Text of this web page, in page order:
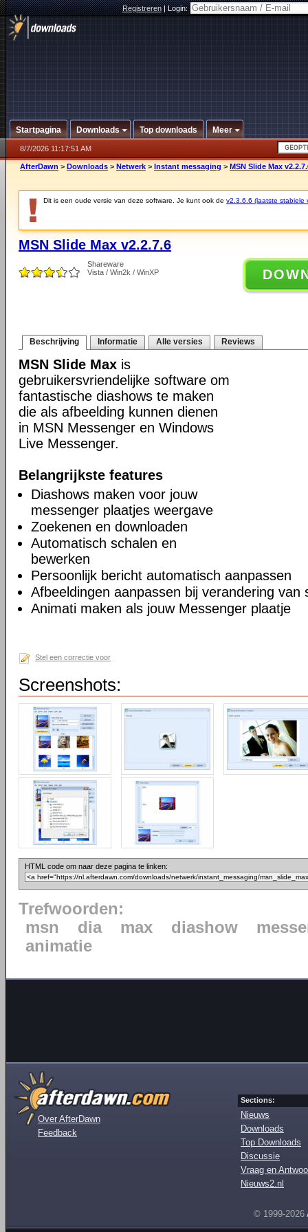
Registreren|Login:
Startpagina Downloads Top downloads Meer
8/7/2026 11:17:51 AM
AfterDawn > Downloads > Netwerk > Instant messaging > MSN Slide Max
Dit is een oude versie van deze software. Je kunt ook de v2.3.6.6 (laatste stabiele
MSN Slide Max v2.2.7.6
Shareware
Vista / Win2k / WinXP
Beschrijving Informatie Alle versies Reviews
MSN Slide Max is
gebruikersvriendelijke software om
fantastische diashows te maken
die als afbeelding kunnen dienen
in MSN Messenger en Windows
Live Messenger.
Belangrijkste features
Diashows maken voor jouw
messenger plaatjes weergave
Zoekenen en downloaden
Automatisch schalen en
bewerken
Persoonlijk bericht automatisch aanpassen
Afbeeldingen aanpassen bij verandering van
Animati maken als jouw Messenger plaatje
Stel een correctie voor
Screenshots:
HTML code om naar deze pagina te linken:
Trefwoorden:
msn
dia max diashow
animatie
Over AfterDawn
Feedback
Sections:
Nieuws
Downloads
Top Downloads
Discussie
Vraag en
Nieuws2.nl
© 1999-2026